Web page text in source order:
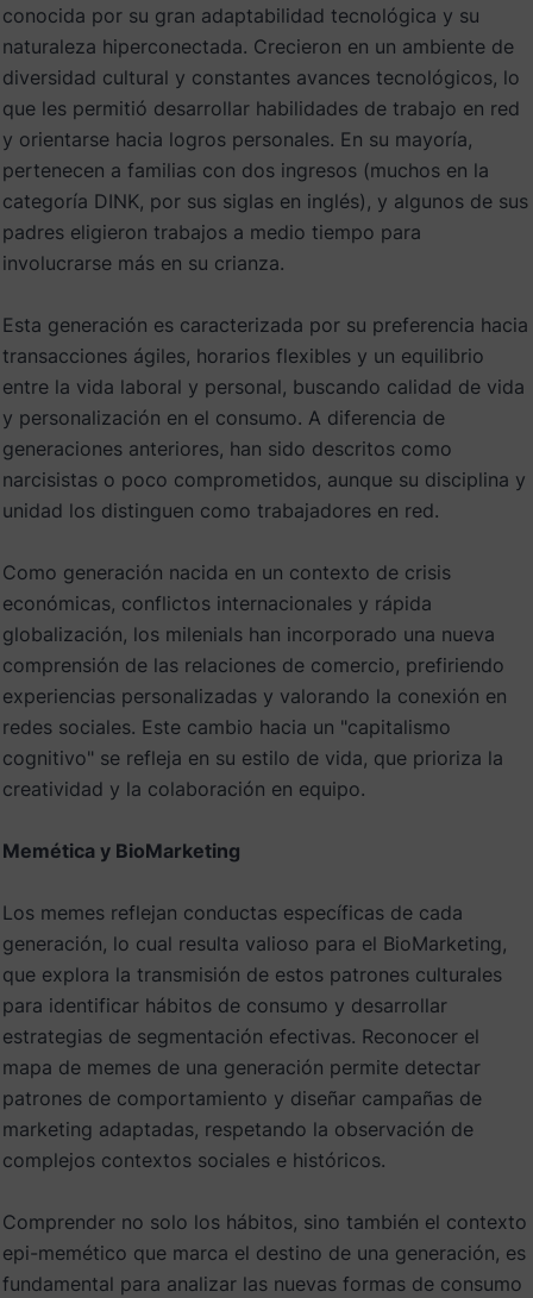
conocida por su gran adaptabilidad tecnológica y su
naturaleza hiperconectada. Crecieron en un ambiente de
diversidad cultural y constantes avances tecnológicos, lo
que les permitió desarrollar habilidades de trabajo en red
y orientarse hacia logros personales. En su mayoría,
pertenecen a familias con dos ingresos (muchos en la
categoría DINK, por sus siglas en inglés), y algunos de sus
padres eligieron trabajos a medio tiempo para
involucrarse más en su crianza.
Esta generación es caracterizada por su preferencia hacia
transacciones ágiles, horarios flexibles y un equilibrio
entre la vida laboral y personal, buscando calidad de vida
y personalización en el consumo. A diferencia de
generaciones anteriores, han sido descritos como
narcisistas o poco comprometidos, aunque su disciplina y
unidad los distinguen como trabajadores en red.
Como generación nacida en un contexto de crisis
económicas, conflictos internacionales y rápida
globalización, los milenials han incorporado una nueva
comprensión de las relaciones de comercio, prefiriendo
experiencias personalizadas y valorando la conexión en
redes sociales. Este cambio hacia un "capitalismo
cognitivo" se refleja en su estilo de vida, que prioriza la
creatividad y la colaboración en equipo.
Memética y BioMarketing
Los memes reflejan conductas específicas de cada
generación, lo cual resulta valioso para el BioMarketing,
que explora la transmisión de estos patrones culturales
para identificar hábitos de consumo y desarrollar
estrategias de segmentación efectivas. Reconocer el
mapa de memes de una generación permite detectar
patrones de comportamiento y diseñar campañas de
marketing adaptadas, respetando la observación de
complejos contextos sociales e históricos.
Comprender no solo los hábitos, sino también el contexto
epi-memético que marca el destino de una generación, es
fundamental para analizar las nuevas formas de consumo